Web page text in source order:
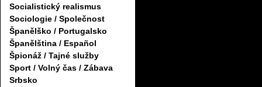
Socialistický realismus
Sociologie / Společnost
Španělško / Portugalsko
Španělština / Español
Špionáž / Tajné služby
Sport / Volný čas / Zábava
Srbsko